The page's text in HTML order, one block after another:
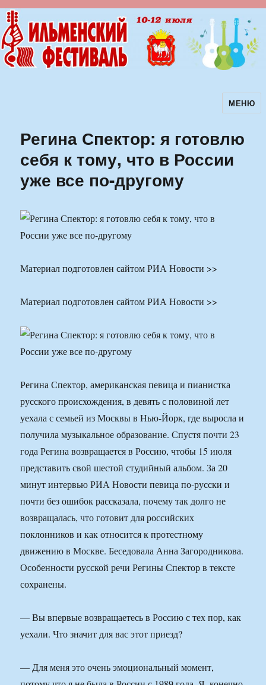
Ильменский фестиваль авторскойМЕНЮ
Регина Спектор: я готовлю
себя к тому, что в России
уже все по-другому
Материал подготовлен сайтом РИА Новости >>
Материал подготовлен сайтом РИА Новости >>
Регина Спектор, американская певица и пианистка
русского происхождения, в девять с половиной лет
уехала с семьей из Москвы в Нью-Йорк, где выросла и
получила музыкальное образование. Спустя почти 23
года Регина возвращается в Россию, чтобы 15 июля
представить свой шестой студийный альбом. За 20
минут интервью РИА Новости певица по-русски и
почти без ошибок рассказала, почему так долго не
возвращалась, что готовит для российских
поклонников и как относится к протестному
движению в Москве. Беседовала Анна Загородникова.
Особенности русской речи Регины Спектор в тексте
сохранены.
— Вы впервые возвращаетесь в Россию с тех пор, как
уехали. Что значит для вас этот приезд?
— Для меня это очень эмоциональный момент,